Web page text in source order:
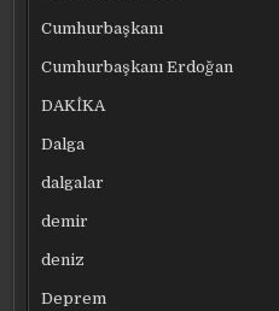
Cumhurbaşkanı
Cumhurbaşkanı Erdoğan
DAKİKA
Dalga
dalgalar
demir
deniz
Deprem